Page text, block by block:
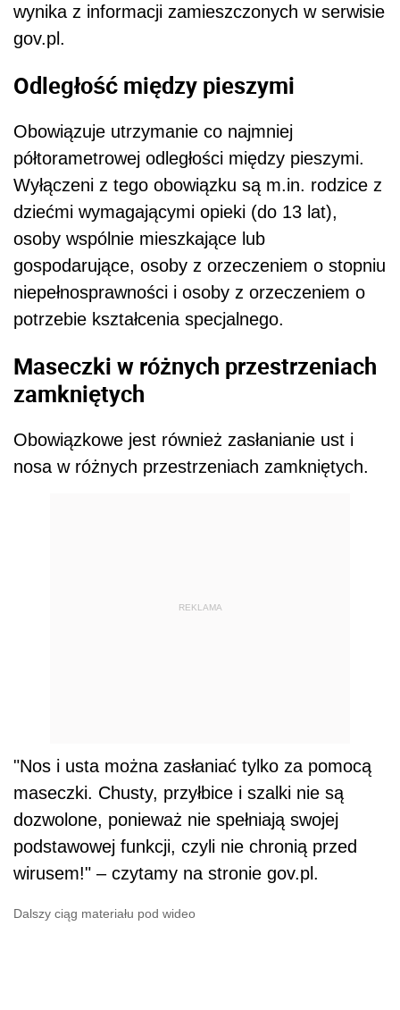
wynika z informacji zamieszczonych w serwisie
gov.pl.
Odległość między pieszymi
Obowiązuje utrzymanie co najmniej
półtorametrowej odległości między pieszymi.
Wyłączeni z tego obowiązku są m.in. rodzice z
dziećmi wymagającymi opieki (do 13 lat),
osoby wspólnie mieszkające lub
gospodarujące, osoby z orzeczeniem o stopniu
niepełnosprawności i osoby z orzeczeniem o
potrzebie kształcenia specjalnego.
Maseczki w różnych przestrzeniach
zamkniętych
Obowiązkowe jest również zasłanianie ust i
nosa w różnych przestrzeniach zamkniętych.
REKLAMA
"Nos i usta można zasłaniać tylko za pomocą
maseczki. Chusty, przyłbice i szalki nie są
dozwolone, ponieważ nie spełniają swojej
podstawowej funkcji, czyli nie chronią przed
wirusem!" – czytamy na stronie gov.pl.
Dalszy ciąg materiału pod wideo